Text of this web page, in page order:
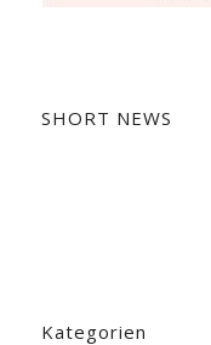
SHORT NEWS
Kategorien